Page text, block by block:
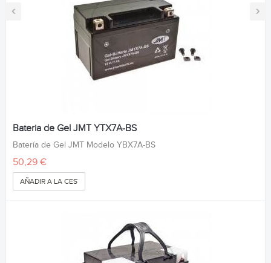
‹ ›
Bateria de Gel JMT YTX7A-BS
Batería de Gel JMT Modelo YBX7A-BS
50,29 €
AÑADIR A LA CESTA